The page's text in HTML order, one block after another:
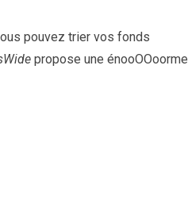
pouvez trier vos fonds
propose une énooOOoorme